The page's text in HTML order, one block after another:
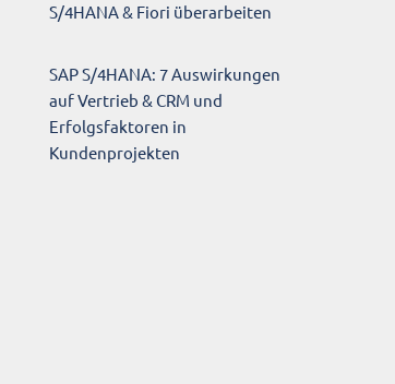
S/4HANA & Fiori überarbeiten
SAP S/4HANA: 7 Auswirkungen
auf Vertrieb & CRM und
Erfolgsfaktoren in
Kundenprojekten